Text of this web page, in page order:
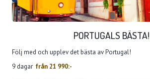
PORTUGALS BÄSTA!
Följ med och upplev det bästa av Portugal!
9 dagar från 21 990:-